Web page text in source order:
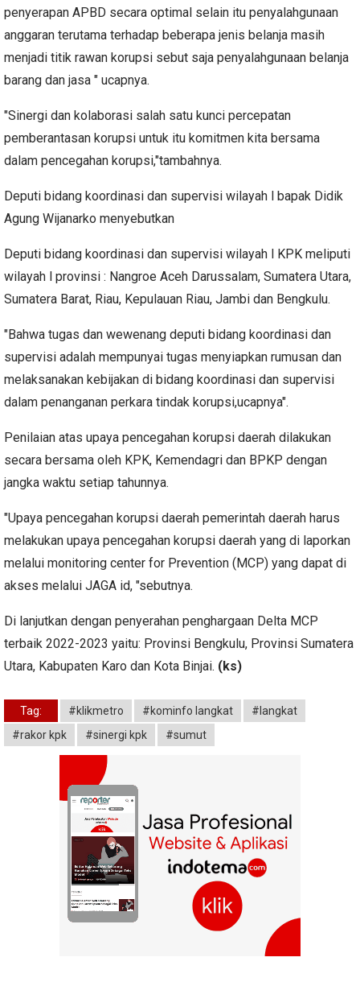
penyerapan APBD secara optimal selain itu penyalahgunaan
anggaran terutama terhadap beberapa jenis belanja masih
menjadi titik rawan korupsi sebut saja penyalahgunaan belanja
barang dan jasa " ucapnya.
"Sinergi dan kolaborasi salah satu kunci percepatan
pemberantasan korupsi untuk itu komitmen kita bersama
dalam pencegahan korupsi,"tambahnya.
Deputi bidang koordinasi dan supervisi wilayah l bapak Didik
Agung Wijanarko menyebutkan
Deputi bidang koordinasi dan supervisi wilayah l KPK meliputi
wilayah l provinsi : Nangroe Aceh Darussalam, Sumatera Utara,
Sumatera Barat, Riau, Kepulauan Riau, Jambi dan Bengkulu.
"Bahwa tugas dan wewenang deputi bidang koordinasi dan
supervisi adalah mempunyai tugas menyiapkan rumusan dan
melaksanakan kebijakan di bidang koordinasi dan supervisi
dalam penanganan perkara tindak korupsi,ucapnya".
Penilaian atas upaya pencegahan korupsi daerah dilakukan
secara bersama oleh KPK, Kemendagri dan BPKP dengan
jangka waktu setiap tahunnya.
"Upaya pencegahan korupsi daerah pemerintah daerah harus
melakukan upaya pencegahan korupsi daerah yang di laporkan
melalui monitoring center for Prevention (MCP) yang dapat di
akses melalui JAGA id, "sebutnya.
Di lanjutkan dengan penyerahan penghargaan Delta MCP
terbaik 2022-2023 yaitu: Provinsi Bengkulu, Provinsi Sumatera
Utara, Kabupaten Karo dan Kota Binjai. (ks)
Tag: #klikmetro #kominfo langkat
#langkat
#rakor kpk
#sinergi kpk #sumut